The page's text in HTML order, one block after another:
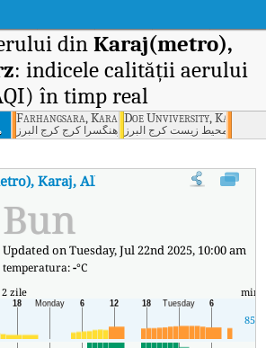
din Karaj(metro),
: indicele calității aerului
în timp real
Farhangsara, Karaj, Alborz
فرهنگسرا کرج کرج البرز
Doe Unviversity, Karaj,
حفاظت محيط زيست کرج البرز
Karaj, Alborz Indicele calității aerului
Bun
Updated on Tuesday, Jul 22nd 2025, 10:00 am
temperatura:-°C
zile min
85